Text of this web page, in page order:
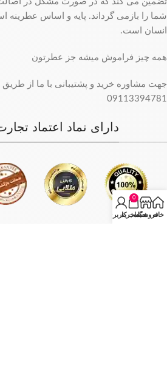
شما را بازمی گرداند. پایه و اساس عطرینه
انسان است.
همه چیز فراموش میشه جز عطرتون
جهت مشاوره خرید و پشتیبانی با ما از
09113394781
دارای نماد اعتماد
خانهفروشگاه
0
سبد خرید
حساب کاربری من